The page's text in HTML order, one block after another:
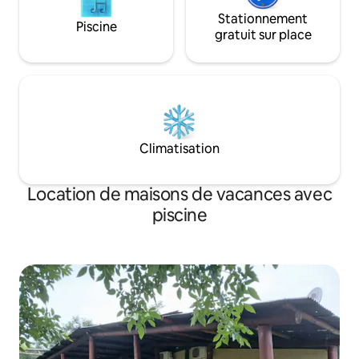
Piscine
Stationnement
gratuit sur place
Climatisation
Location de maisons de vacances avec
piscine